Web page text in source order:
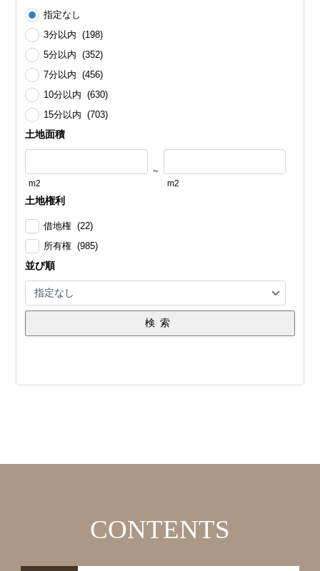
指定なし
3分以内 (198)
5分以内 (352)
7分以内 (456)
10分以内 (630)
15分以内 (703)
土地面積
m2
～
m2
土地権利
借地権 (22)
所有権 (985)
並び順
検索
CONTENTS